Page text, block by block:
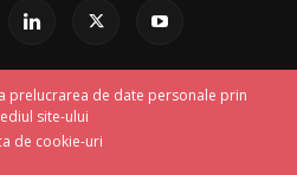
prelucrarea de date personale prin
site-ului
de cookie-uri